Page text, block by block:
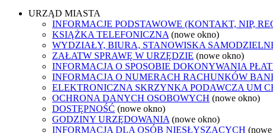
URZĄD MIASTA
INFORMACJE PODSTAWOWE (KONTAKT, NIP,
KSIĄŻKA TELEFONICZNA (nowe okno)
WYDZIAŁY, BIURA, STANOWISKA
ZAŁATW SPRAWĘ W URZĘDZIE (nowe okno)
INFORMACJA O SPOSOBIE DOKONYWANIA
INFORMACJA O NUMERACH RACHUNKÓW
ELEKTRONICZNA SKRZYNKA PODAWCZA UM
OCHRONA DANYCH OSOBOWYCH (nowe okno)
DOSTĘPNOŚĆ (nowe okno)
GODZINY URZĘDOWANIA (nowe okno)
INFORMACJA DLA OSÓB NIESŁYSZĄCYCH